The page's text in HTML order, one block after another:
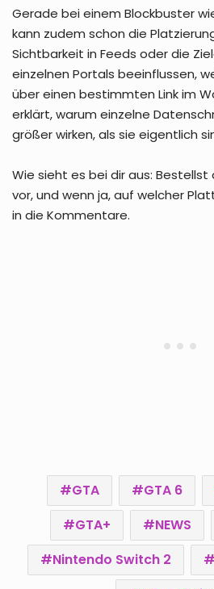
Gerade bei einem Blockbuster
kann zudem schon die
Sichtbarkeit in Feeds oder die
einzelnen Portals beeinflussen,
über einen bestimmten Link im
erklärt, warum einzelne
größer wirken, als sie eigentlich
Wie sieht es bei dir aus:
vor, und wenn ja, auf welcher
in die Kommentare.
GTA GTA 6
GTA+
NEWS
Nintendo Switch 2